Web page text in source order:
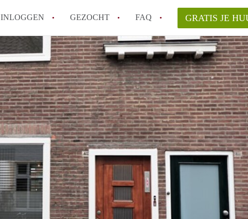
INLOGGEN GEZOCHT FAQ
How to translate HuurwoningenEindhoven!
Wat is HuurwoningenEindhoven?
Hoeveel kost het om te reageren op een Huurwoning in Eindhoven?
Wat is de privacyverklaring van HuurwoningenEindhoven?
Berekent HuurwoningenEindhoven
makelaarsvergoeding/bemiddelingsvergoeding?
Alle veelgestelde vragen
GRATIS JE